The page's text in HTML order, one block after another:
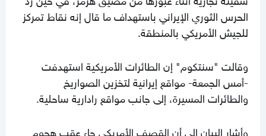
الحرس الثوري الإيراني باستهداف ما قال إنه نقاط تمركز
للجيش الأمريكي بالمنطقة.
وقالت "سنتكوم" إن الطائرات الأمريكية استهدفت
-أمس الجمعة- مواقع إيرانية لتخزين الصواريخ
والطائرات المسيرة، إلى جانب مواقع رادارية ساحلية.
وأشار البيان إلى أن القصف الأمريكي جاء عقب هجوم